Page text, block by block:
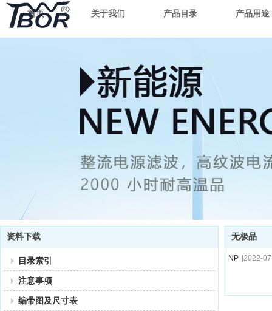
首页 关于我们 产品目录 产品用途
资料下载
目录索引
注意事项
编带图及尺寸表
无极品
NP [2022-